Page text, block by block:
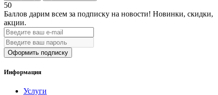
50
Баллов дарим всем за подписку на новости! Новинки, скидки,
акции.
Оформить подписку
Информация
Услуги